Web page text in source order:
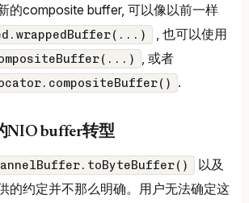
的composite buffer, 可以像以前一样
, 也可以使用
, 或者
.
NIO buffer转型
以及
的约定并不那么明确。用户无法确定这